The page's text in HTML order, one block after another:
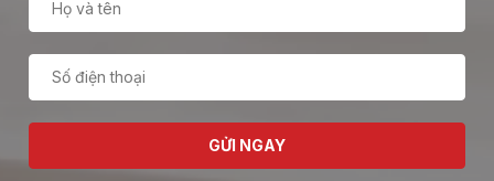
GỬI NGAY